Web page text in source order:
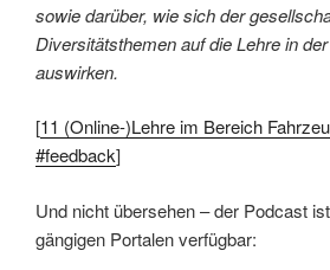
sowie darüber, wie sich der
Diversitätsthemen auf die Lehre in
auswirken.
[11 (Online-)Lehre im Bereich
#feedback]
Und nicht übersehen – der Podcast
gängigen Portalen verfügbar: